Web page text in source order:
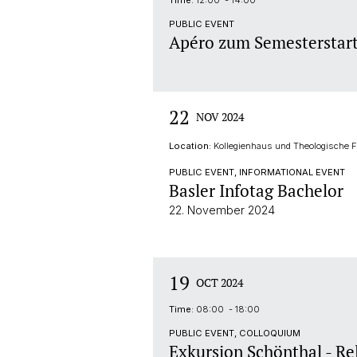
PUBLIC EVENT
Apéro zum
22 NOV 2024
Location: Kollegienhaus und Theologische
PUBLIC EVENT, INFORMATIONAL EVENT
Basler Infotag Bachelor
22. November 2024
19 OCT 2024
Time: 08:00 - 18:00
PUBLIC EVENT, COLLOQUIUM
Exkursion Schönthal -